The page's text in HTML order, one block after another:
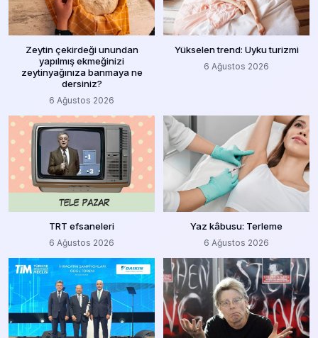
Zeytin çekirdeği unundan
yapılmış ekmeğinizi
zeytinyağınıza banmaya ne
dersiniz?
6 Ağustos 2026
Yükselen trend: Uyku turizmi
6 Ağustos 2026
TRT efsaneleri
6 Ağustos 2026
Yaz kâbusu: Terleme
6 Ağustos 2026